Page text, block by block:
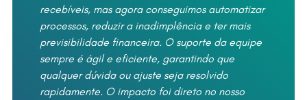
recebíveis, mas agora conseguimos automatizar
processos, reduzir a inadimplência e ter mais
previsibilidade financeira. O suporte da equipe
sempre é ágil e eficiente, garantindo que
qualquer dúvida ou ajuste seja resolvido
rapidamente. O impacto foi direto no nosso